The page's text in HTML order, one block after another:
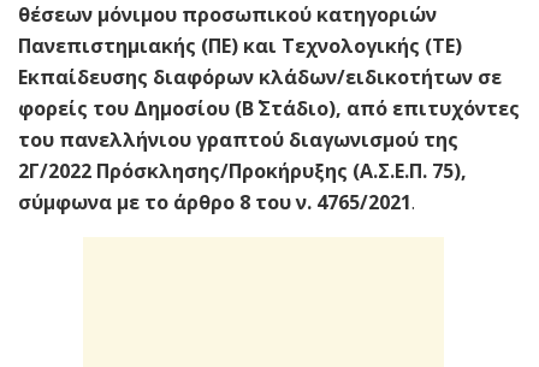
θέσεων μόνιμου προσωπικού κατηγοριών
Πανεπιστημιακής (ΠΕ) και Τεχνολογικής (ΤΕ)
Εκπαίδευσης διαφόρων κλάδων/ειδικοτήτων σε
φορείς του Δημοσίου (Β΄ Στάδιο), από επιτυχόντες
του πανελλήνιου γραπτού διαγωνισμού της
2Γ/2022 Πρόσκλησης/Προκήρυξης (Α.Σ.Ε.Π. 75),
σύμφωνα με το άρθρο 8 του ν. 4765/2021.